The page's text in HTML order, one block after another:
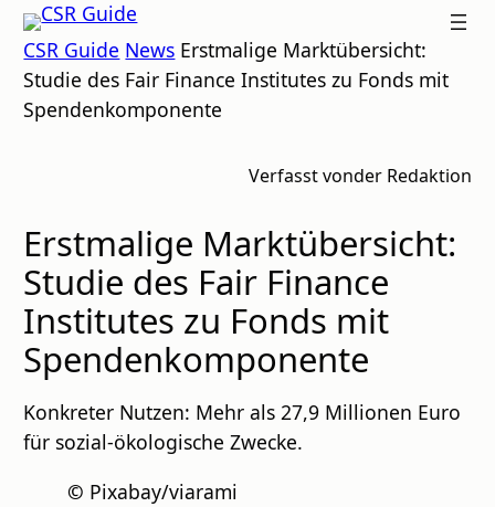
Zum
Inhalt
springen
CSR
GUIDE
CSR Guide News Erstmalige Marktübersicht:
Studie des Fair Finance Institutes zu Fonds mit
Spendenkomponente
Verfasst vonder Redaktion
Erstmalige Marktübersicht:
Studie des Fair Finance
Institutes zu Fonds mit
Spendenkomponente
Konkreter Nutzen: Mehr als 27,9 Millionen Euro
für sozial-ökologische Zwecke.
© Pixabay/viarami